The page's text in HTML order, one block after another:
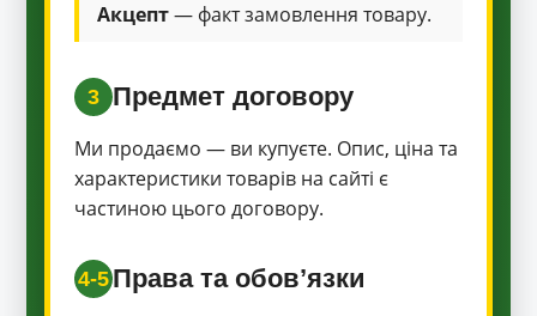
Акцепт— факт замовлення товару.
3 Предмет договору
Ми продаємо — ви купуєте. Опис, ціна та
характеристики товарів на сайті є
частиною цього договору.
4-5 Права та обов’язки